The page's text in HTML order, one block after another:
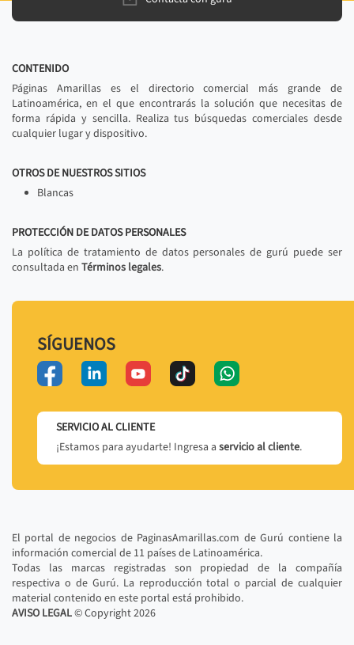
CONTENIDO
Páginas Amarillas es el directorio comercial más grande de
Latinoamérica, en el que encontrarás la solución que necesitas de
forma rápida y sencilla. Realiza tus búsquedas comerciales desde
cualquier lugar y dispositivo.
OTROS DE NUESTROS SITIOS
Blancas
PROTECCIÓN DE DATOS PERSONALES
La política de tratamiento de datos personales de gurú puede ser
consultada en Términos legales.
SÍGUENOS
SERVICIO AL CLIENTE
¡Estamos para ayudarte! Ingresa a servicio al cliente.
El portal de negocios de PaginasAmarillas.com de Gurú contiene la
información comercial de 11 países de Latinoamérica.
Todas las marcas registradas son propiedad de la compañía
respectiva o de Gurú. La reproducción total o parcial de cualquier
material contenido en este portal está prohibido.
AVISO LEGAL© Copyright2026